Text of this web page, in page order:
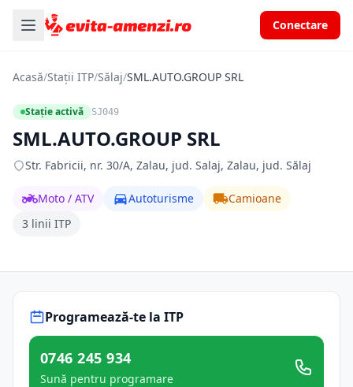
Conectare
Acasă/Stații ITP/Sălaj/SML.AUTO.GROUP SRL
Stație activă SJ049
SML.AUTO.GROUP SRL
Str. Fabricii, nr. 30/A, Zalau, jud. Salaj, Zalau, jud. Sălaj
Moto / ATV Autoturisme
Camioane
3 linii ITP
Programează-te la ITP
0746 245 934
Sună pentru programare